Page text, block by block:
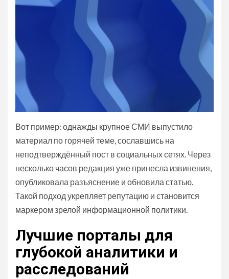
Вот пример: однажды крупное СМИ выпустило
материал по горячей теме, сославшись на
неподтверждённый пост в социальных сетях. Через
несколько часов редакция уже принесла извинения,
опубликовала разъяснение и обновила статью.
Такой подход укрепляет репутацию и становится
маркером зрелой информационной политики.
Лучшие порталы для
глубокой аналитики и
расследований